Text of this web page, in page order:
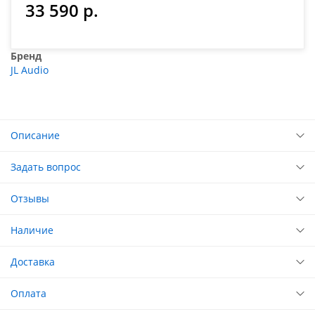
33 590 р.
Бренд
JL Audio
Описание
Задать вопрос
Отзывы
Наличие
Доставка
Оплата